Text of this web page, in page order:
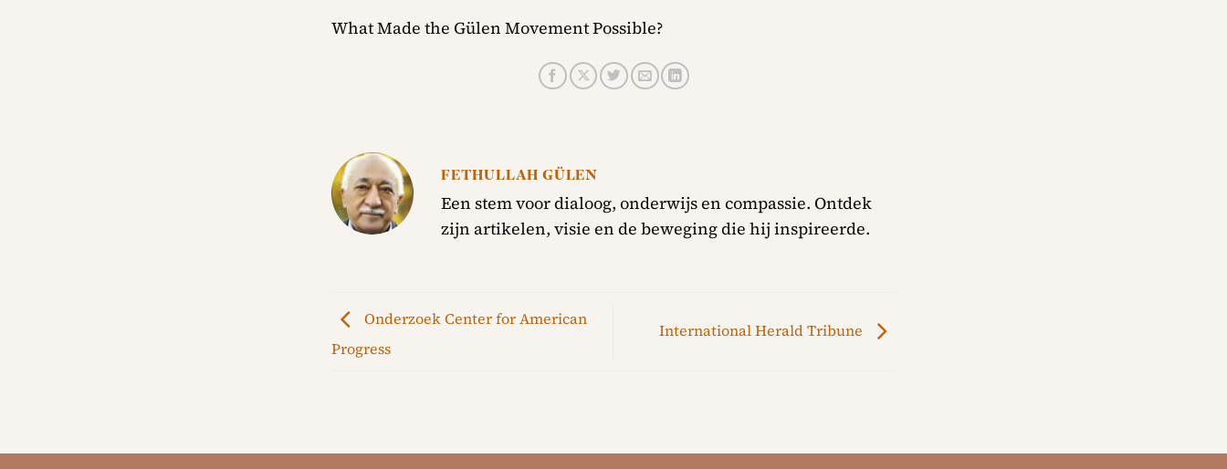
What Made the Gülen Movement Possible?
FETHULLAH GÜLEN
Een stem voor dialoog, onderwijs en compassie. Ontdek
zijn artikelen, visie en de beweging die hij inspireerde.
Onderzoek Center for American
Progress
International Herald Tribune